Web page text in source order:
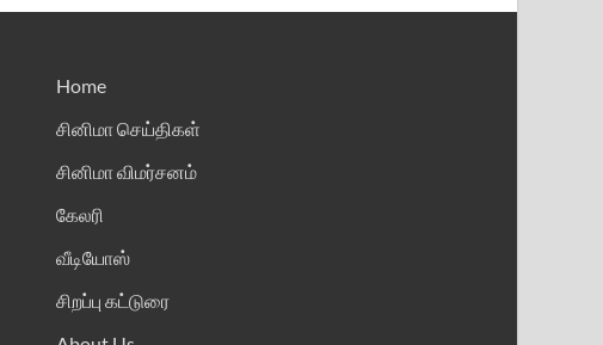
Home
சினிமா செய்திகள்
சினிமா விமர்சனம்
கேலரி
வீடியோஸ்
சிறப்பு கட்டுரை